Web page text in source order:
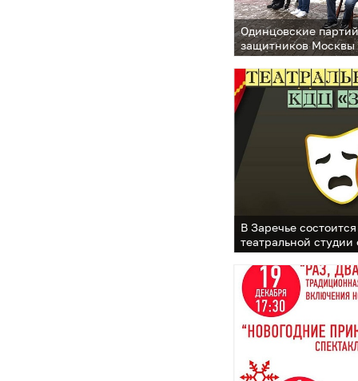
Одинцовские
защитников Москвы
Отечественной
В Заречье
театральной
культурно-